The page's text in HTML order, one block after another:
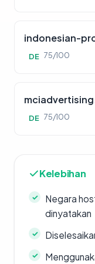
indonesian-
DE 75/100
DE 75/100
Kelebihan
Negara
dinyatakan